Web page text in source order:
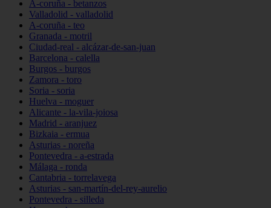
A-coruña - betanzos
Valladolid - valladolid
A-coruña - teo
Granada - motril
Ciudad-real - alcázar-de-san-juan
Barcelona - calella
Burgos - burgos
Zamora - toro
Soria - soria
Huelva - moguer
Alicante - la-vila-joiosa
Madrid - aranjuez
Bizkaia - ermua
Asturias - noreña
Pontevedra - a-estrada
Málaga - ronda
Cantabria - torrelavega
Asturias - san-martín-del-rey-aurelio
Pontevedra - silleda